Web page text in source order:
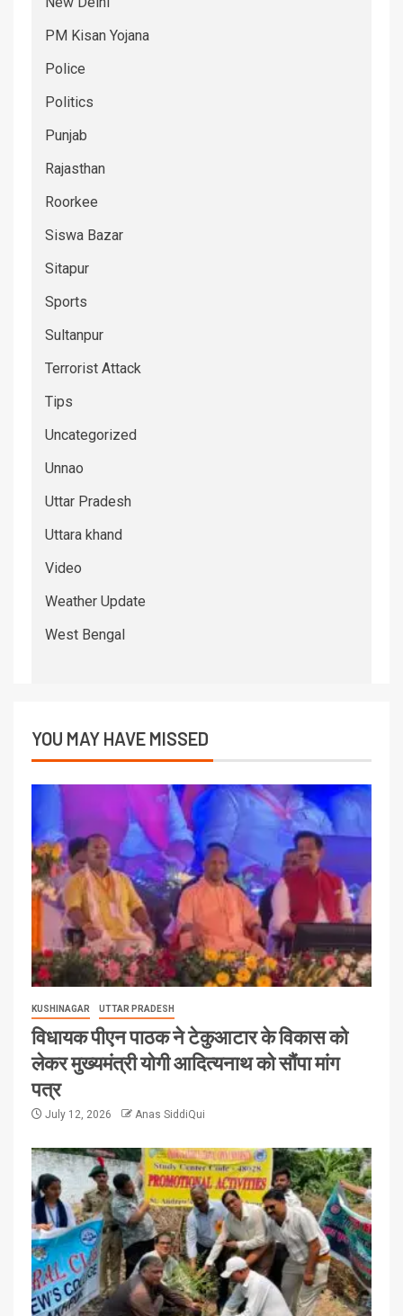
PM Kisan Yojana
Police
Politics
Punjab
Rajasthan
Roorkee
Siswa Bazar
Sitapur
Sports
Sultanpur
Terrorist Attack
Tips
Uncategorized
Unnao
Uttar Pradesh
Uttara khand
Video
Weather Update
West Bengal
YOU MAY HAVE MISSED
KUSHINAGAR UTTAR PRADESH
विधायक पीएन पाठक ने टेकुआटार के विकास को
लेकर मुख्यमंत्री योगी आदित्यनाथ को सौंपा मांग
पत्र
July 12, 2026 Anas SiddiQui